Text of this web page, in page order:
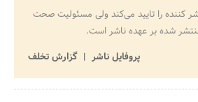
کننده را تایید می‌کند ولی مسئولیت صحت
شده بر عهده ناشر است.
پروفایل ناشر
گزارش تخلف